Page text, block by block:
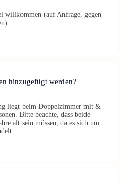
willkommen (auf Anfrage, gegen
hinzugefügt werden?
liegt beim Doppelzimmer mit &
Bitte beachte, dass beide
alt sein müssen, da es sich um